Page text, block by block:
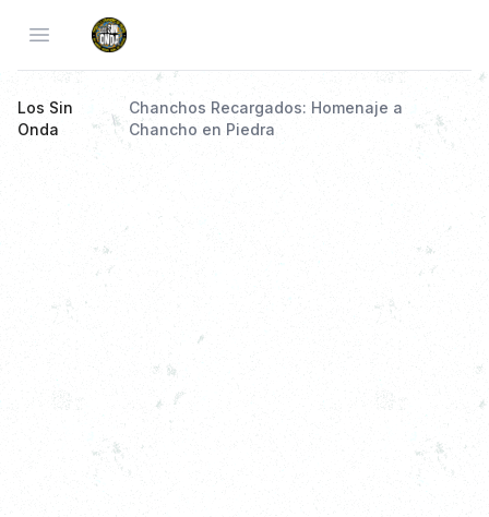
Open menu
Los Sin
Onda
Chanchos Recargados: Homenaje a
Chancho en Piedra